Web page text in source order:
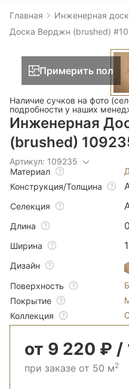
Главная
Инженерная
Доска Верджн (brushed)
Примерить пол
Наличие сучков на фото
подробности у наших
Инженерная
(brushed)
Артикул: 109235
Материал
Конструкция/Толщина
Селекция
Длина
Ширина
Дизайн
Поверхность
Покрытие
Коллекция
от 9 220 ₽ /
при заказе от 50 м2